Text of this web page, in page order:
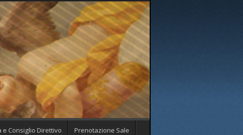
e Consiglio Direttivo Prenotazione Sale